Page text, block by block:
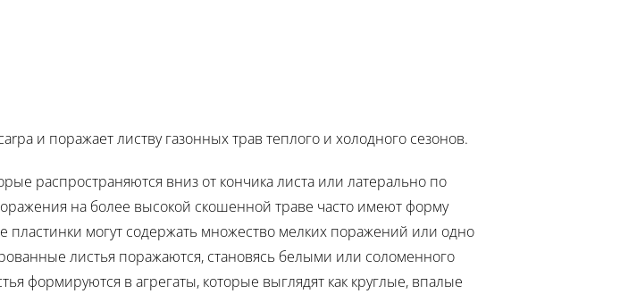
и поражает листву газонных трав теплого и холодного сезонов.
распространяются вниз от кончика листа или латерально по
на более высокой скошенной траве часто имеют форму
пластинки могут содержать множество мелких поражений или одно
листья поражаются, становясь белыми или соломенного
формируются в агрегаты, которые выглядят как круглые, впалые